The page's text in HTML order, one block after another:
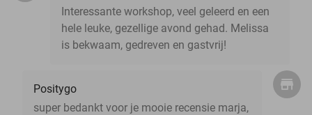
Interessante workshop, veel geleerd en een
hele leuke, gezellige avond gehad. Melissa
is bekwaam, gedreven en gastvrij!
Positygo
super bedankt voor je mooie recensie marja,